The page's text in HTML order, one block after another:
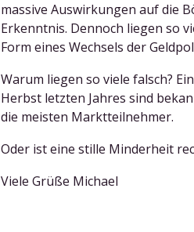
massive Auswirkungen auf die
Erkenntnis. Dennoch liegen so
Form eines Wechsels der
Warum liegen so viele falsch?
Herbst letzten Jahres sind
die meisten Marktteilnehmer.
Oder ist eine stille Minderheit
Viele Grüße Michael